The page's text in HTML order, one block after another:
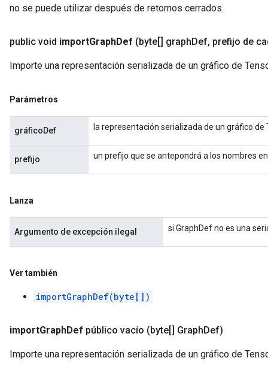
no se puede utilizar después de retornos cerrados.
public void importGraphDef (byte[] graphDef, prefijo de
Importe una representación serializada de un gráfico de
Parámetros
gráficoDef la representación serializada de un gráfico de
prefijo un prefijo que se antepondrá a los nombres
Lanza
Argumento de excepción ilegal si GraphDef no es una
Ver también
importGraphDef(byte[])
importGraphDef público vacío (byte[] GraphDef)
Importe una representación serializada de un gráfico de